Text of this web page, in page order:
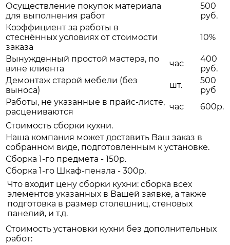
Осуществление покупок материала
для выполнения работ
500
руб.
Коэффициент за работы в
стеснённых условиях от стоимости
заказа
10%
Вынужденный простой мастера, по
вине клиента
час
400
руб.
Демонтаж старой мебели (без
выноса)
шт.
500
руб
Работы, не указанные в прайс-листе,
расцениваются
час
600р.
Стоимость сборки кухни.
Наша компания может доставить Ваш заказ в
собранном виде, подготовленным к установке.
Сборка 1-го предмета - 150р.
Сборка 1-го Шкаф-пенала - 300р.
Что входит цену сборки кухни: сборка всех
элементов указанных в Вашей заявке, а также
подготовка в размер столешниц, стеновых
панелий, и т.д.
Стоимость установки кухни без дополнительных
работ: